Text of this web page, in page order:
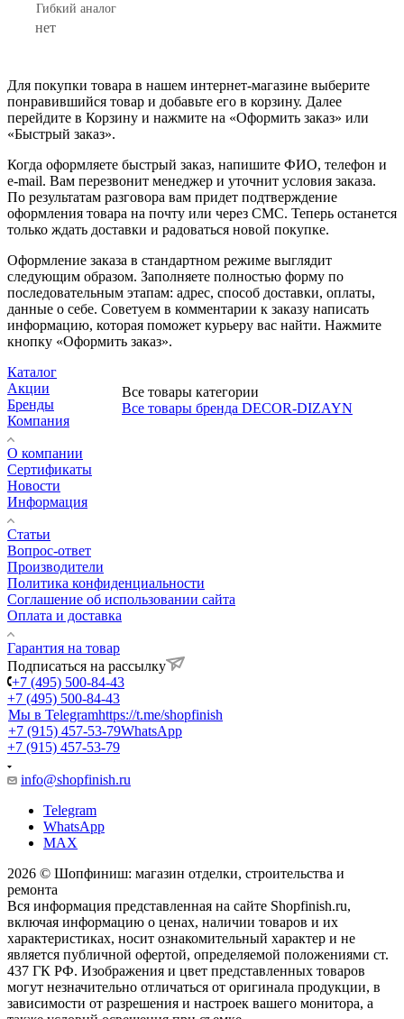
Гибкий аналог
нет
Для покупки товара в нашем интернет-магазине выберите
понравившийся товар и добавьте его в корзину. Далее
перейдите в Корзину и нажмите на «Оформить заказ» или
«Быстрый заказ».
Когда оформляете быстрый заказ, напишите ФИО, телефон и
e-mail. Вам перезвонит менеджер и уточнит условия заказа.
По результатам разговора вам придет подтверждение
оформления товара на почту или через СМС. Теперь останется
только ждать доставки и радоваться новой покупке.
Оформление заказа в стандартном режиме выглядит
следующим образом. Заполняете полностью форму по
последовательным этапам: адрес, способ доставки, оплаты,
данные о себе. Советуем в комментарии к заказу написать
информацию, которая поможет курьеру вас найти. Нажмите
кнопку «Оформить заказ».
Все товары категории
Все товары бренда DECOR-DIZAYN
Каталог
Акции
Бренды
Компания
О компании
Сертификаты
Новости
Информация
Статьи
Вопрос-ответ
Производители
Политика конфиденциальности
Соглашение об использовании сайта
Оплата и доставка
Гарантия на товар
Подписаться на рассылку
+7 (495) 500-84-43
+7 (495) 500-84-43
Мы в Telegramhttps://t.me/shopfinish
+7 (915) 457-53-79WhatsApp
+7 (915) 457-53-79
info@shopfinish.ru
Telegram
WhatsApp
MAX
2026 © Шопфиниш: магазин отделки, строительства и
ремонта
Вся информация представленная на сайте Shopfinish.ru,
включая информацию о ценах, наличии товаров и их
характеристиках, носит ознакомительный характер и не
является публичной офертой, определяемой положениями ст.
437 ГК РФ. Изображения и цвет представленных товаров
могут незначительно отличаться от оригинала продукции, в
зависимости от разрешения и настроек вашего монитора, а